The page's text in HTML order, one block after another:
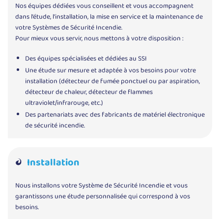
Nos équipes dédiées vous conseillent et vous accompagnent
dans l’étude, l’installation, la mise en service et la maintenance de
votre Systèmes de Sécurité Incendie.
Pour mieux vous servir, nous mettons à votre disposition :
Des équipes spécialisées et dédiées au SSI
Une étude sur mesure et adaptée à vos besoins pour votre
installation (détecteur de fumée ponctuel ou par aspiration,
détecteur de chaleur, détecteur de flammes
ultraviolet/infrarouge, etc.)
Des partenariats avec des fabricants de matériel électronique
de sécurité incendie.
Installation
Nous installons votre Système de Sécurité Incendie et vous
garantissons une étude personnalisée qui correspond à vos
besoins.